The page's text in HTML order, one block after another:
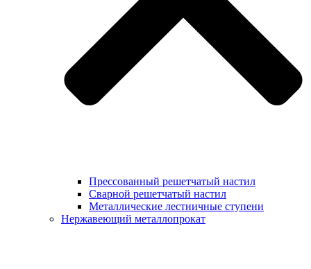
Прессованный решетчатый настил
Сварной решетчатый настил
Металлические лестничные ступени
Нержавеющий металлопрокат